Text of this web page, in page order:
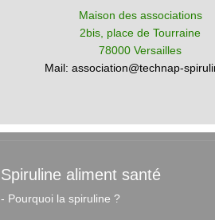
Maison des associations
2bis, place de Tourraine
78000 Versailles
Mail: association@technap-
Spiruline aliment santé
- Pourquoi la spiruline ?